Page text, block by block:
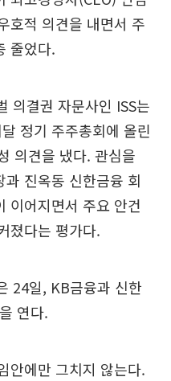
호적 의견을 내면서 주
줄었다.
의결권 자문사인 ISS는
정기 주주총회에 올린
의견을 냈다. 관심을
진옥동 신한금융 회
이어지면서 주요 안건
졌다는 평가다.
24일, KB금융과 신한
연다.
안에만 그치지 않는다.